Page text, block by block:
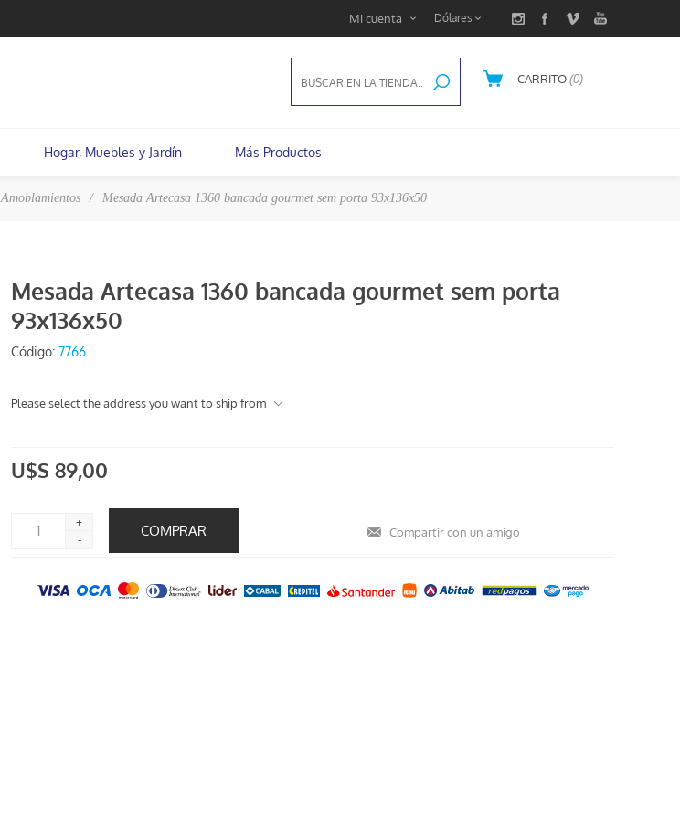
Mi cuenta
CARRITO (0)
Hogar, Muebles y Jardín Más Productos
Amoblamientos / Mesada Artecasa 1360 bancada gourmet sem porta 93x136x50
Mesada Artecasa 1360 bancada gourmet sem porta
93x136x50
Código: 7766
Please select the address you want to ship from
U$S 89,00
+
-